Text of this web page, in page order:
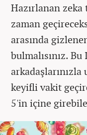
Hazırlanan
zaman
arasında
bulmalısınız.
arkadaşlarınızla
keyifli vakit
5'in içine